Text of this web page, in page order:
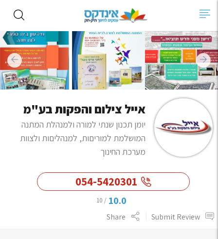
אייל צילום והפקות בע"מ
יומן תכנון שנתי למורה ולמנהלת המתנה
המושלמת למוריםות, למנהליםות ולצוות
מערכת החינוך
054-5420301
10.0
/ 10